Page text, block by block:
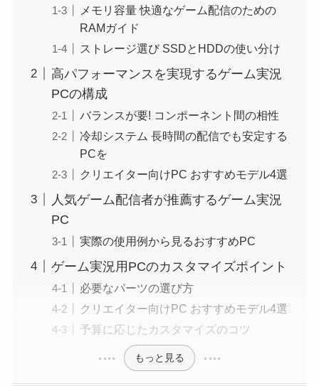
メモリ容量 快適なゲーム配信のための
RAMガイド
ストレージ選び SSDとHDDの使い分け
高パフォーマンスを実現するゲーム実況
PCの構成
バランスが要! コンポーネント間の相性
冷却システム 長時間の配信でも安定する
PCを
クリエイター向けPC おすすめモデル4選
人気ゲーム配信者が推薦するゲーム実況
PC
実際の使用例から見るおすすめPC
ゲーム実況用PCのカスタマイズポイント
必要なパーツの選び方
クリエイター向けPC おすすめモデル4選
予算に応じたカスタマイズのコツ
もっと見る